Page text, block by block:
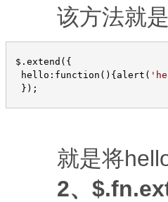
该方法就是
$.extend({
  hello:function(){alert(
'
  });
就是将hello
2、